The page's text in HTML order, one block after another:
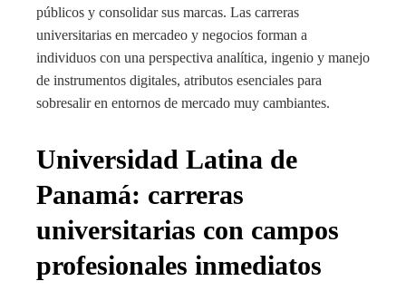
públicos y consolidar sus marcas. Las carreras
universitarias en mercadeo y negocios forman a
individuos con una perspectiva analítica, ingenio y manejo
de instrumentos digitales, atributos esenciales para
sobresalir en entornos de mercado muy cambiantes.
Universidad Latina de
Panamá: carreras
universitarias con campos
profesionales inmediatos